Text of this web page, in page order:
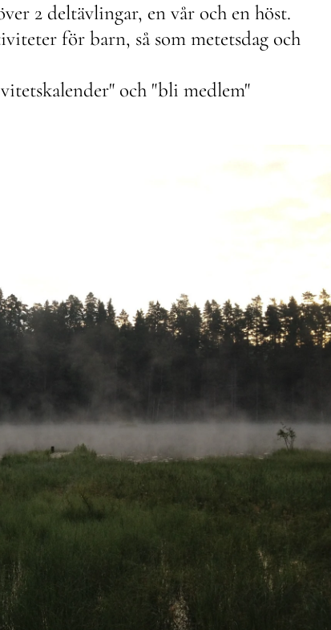
2 deltävlingar, en vår och en höst.
för barn, så som metetsdag och
och "bli medlem"